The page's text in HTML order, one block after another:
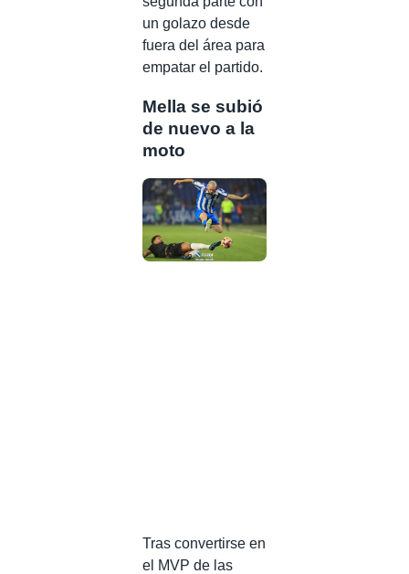
un golazo desde
fuera del área para
empatar el partido.
Mella se subió
de nuevo a la
moto
Tras convertirse en
el MVP de las